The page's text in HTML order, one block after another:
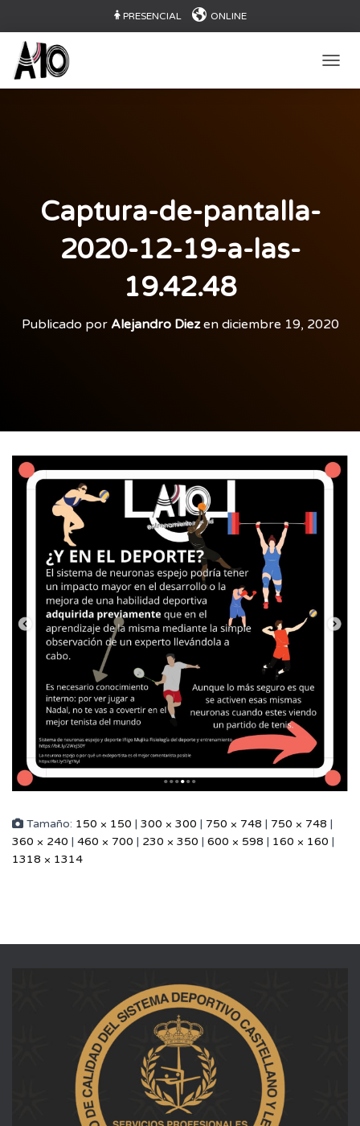
PRESENCIAL ONLINE
Captura-de-pantalla-
2020-12-19-a-las-
19.42.48
Publicado por Alejandro Diezen diciembre 19, 2020
Tamaño: 150 × 150 | 300 × 300 | 750 × 748 | 750 × 748 |
360 × 240 | 460 × 700 | 230 × 350 | 600 × 598 | 160 × 160 |
1318 × 1314